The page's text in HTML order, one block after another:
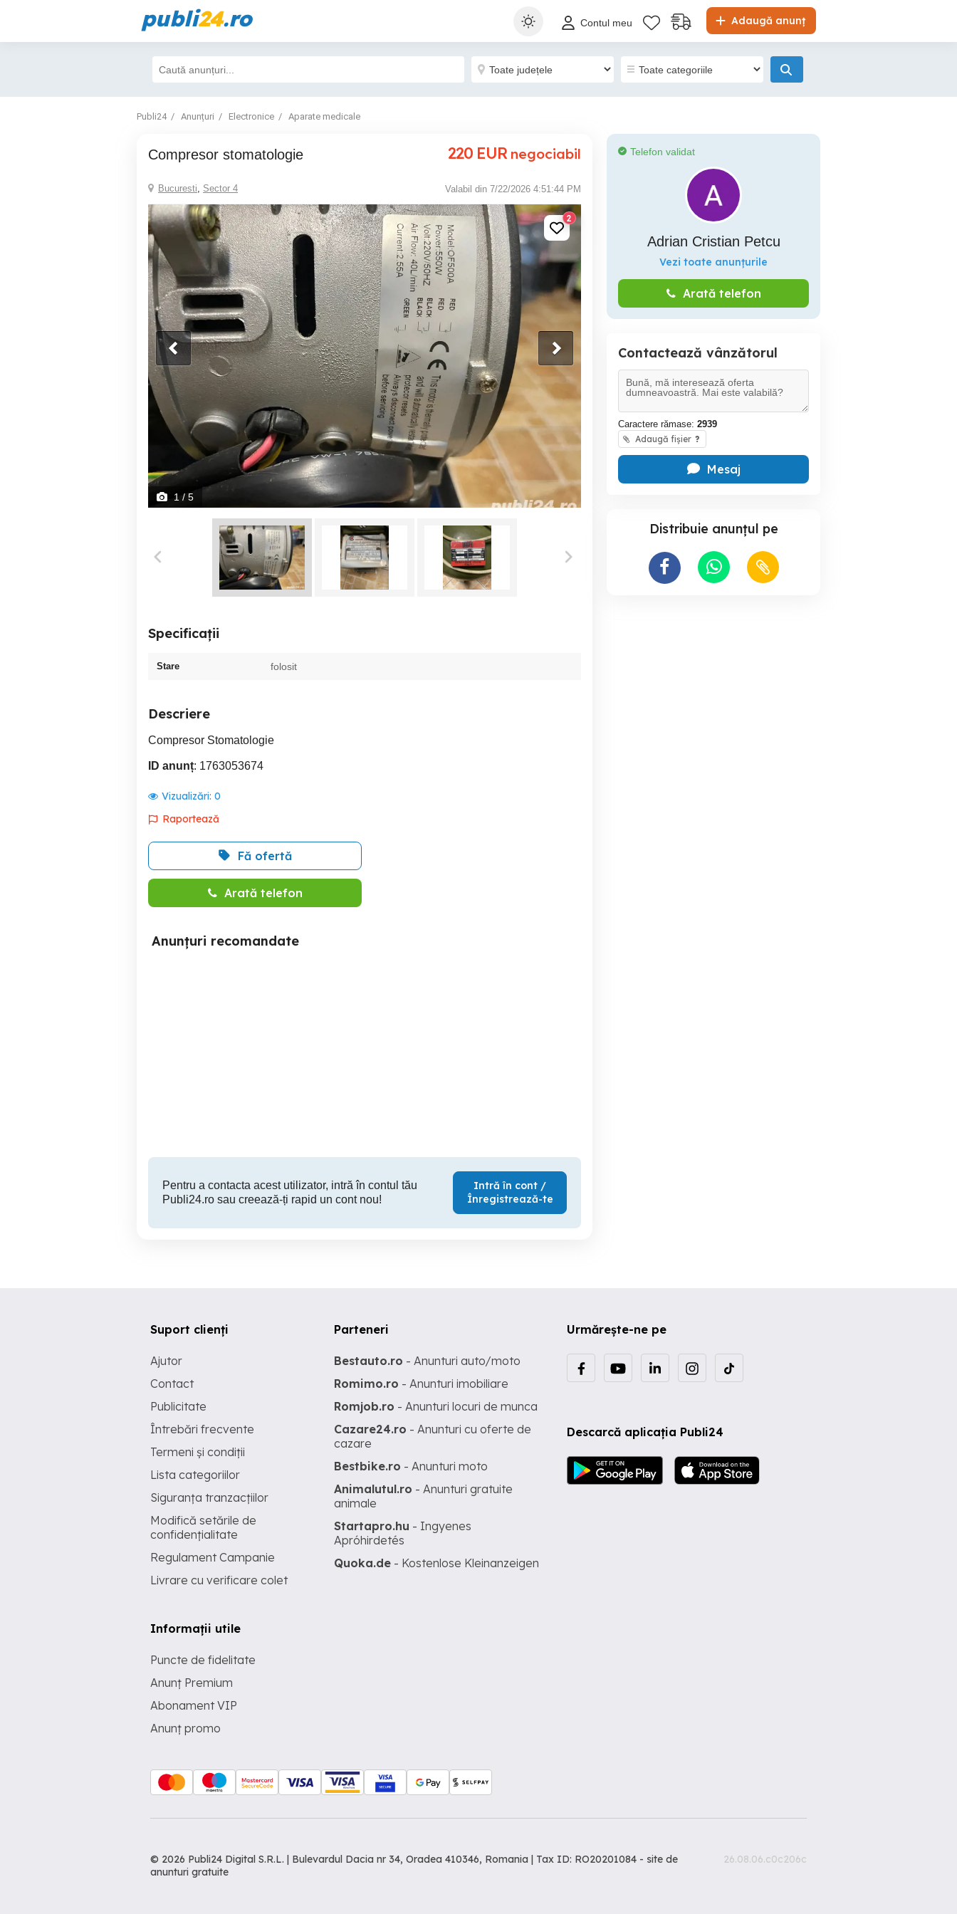
publi24.ro Adaugă anunț
Contul meu
Publi24 Anunțuri Electronice Aparate medicale
compresor stomatologie 220 EUR negociabil
Bucuresti, Sector 4 Valabil din 7/22/2026 4:51:44 PM
2
1 / 5
Specificații
Stare folosit
Descriere
Compresor Stomatologie
ID anunț: 1763053674
Vizualizări: 0
Raportează
Fă ofertă
Arată telefon
Anunțuri recomandate
Pentru a contacta acest utilizator, intră în contul tău
Publi24.ro sau creează-ți rapid un cont nou!
Intră în cont /
Înregistrează-te
Telefon validat
Adrian Cristian Petcu
Vezi toate anunțurile
Arată telefon
Contactează vânzătorul
Caractere rămase: 2939
Adaugă fișier ?
Mesaj
Distribuie anunțul pe
Urmărește-ne pe
Descarcă aplicația Publi24
Suport clienți
Ajutor
Contact
Publicitate
Întrebări frecvente
Termeni și condiții
Lista categoriilor
Siguranța tranzacțiilor
Modifică setările de
confidențialitate
Regulament Campanie
Livrare cu verificare colet
Informații utile
Puncte de fidelitate
Anunț Premium
Abonament VIP
Anunț promo
Parteneri
Bestauto.ro - Anunturi auto/moto
Romimo.ro - Anunturi imobiliare
Romjob.ro - Anunturi locuri de munca
Cazare24.ro - Anunturi cu oferte de
cazare
Bestbike.ro - Anunturi moto
Animalutul.ro - Anunturi gratuite
animale
Startapro.hu - Ingyenes
Apróhirdetés
Quoka.de - Kostenlose Kleinanzeigen
© 2026 Publi24 Digital S.R.L. | Bulevardul Dacia nr 34, Oradea 410346, Romania | Tax ID: RO20201084 - site de
anunturi gratuite
26.08.06.c0c206c